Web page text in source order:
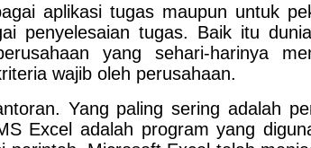
aplikasi tugas maupun untuk
penyelesaian tugas. Baik itu
yang sehari-harinya
wajib oleh perusahaan.
Yang paling sering adalah
Excel adalah program yang